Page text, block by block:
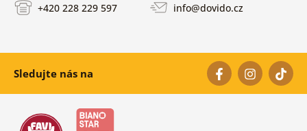
+420 228 229 597 info@dovido.cz
Sledujte nás na